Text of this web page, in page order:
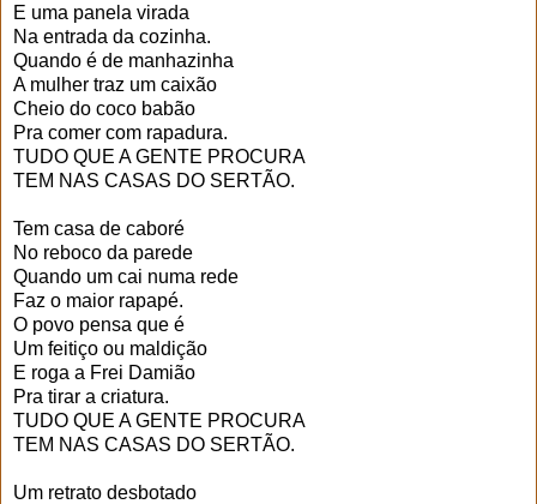
E uma panela virada
Na entrada da cozinha.
Quando é de manhazinha
A mulher traz um caixão
Cheio do coco babão
Pra comer com rapadura.
TUDO QUE A GENTE PROCURA
TEM NAS CASAS DO SERTÃO.
Tem casa de caboré
No reboco da parede
Quando um cai numa rede
Faz o maior rapapé.
O povo pensa que é
Um feitiço ou maldição
E roga a Frei Damião
Pra tirar a criatura.
TUDO QUE A GENTE PROCURA
TEM NAS CASAS DO SERTÃO.
Um retrato desbotado